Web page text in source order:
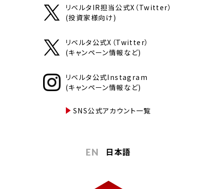
リベルタIR担当公式X（Twitter）
(投資家様向け)
リベルタ公式X（Twitter）
(キャンペーン情報など)
リベルタ公式Instagram
(キャンペーン情報など)
SNS公式アカウント一覧
EN 日本語